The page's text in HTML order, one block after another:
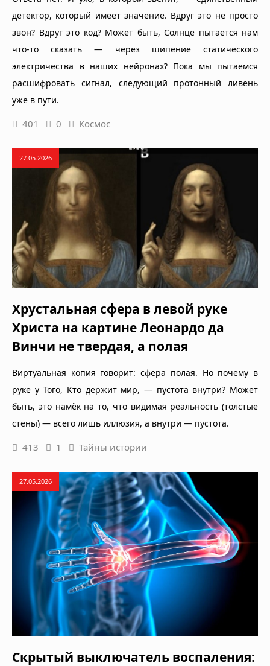
детектор, который имеет значение. Вдруг это не просто
звон? Вдруг это код? Может быть, Солнце пытается нам
что-то сказать — через шипение статического
электричества в наших нейронах? Пока мы пытаемся
расшифровать сигнал, следующий протонный ливень
уже в пути.
401 0 Космос
27.05.2026
Хрустальная сфера в левой руке
Христа на картине Леонардо да
Винчи не твердая, а полая
Виртуальная копия говорит: сфера полая. Но почему в
руке у Того, Кто держит мир, — пустота внутри? Может
быть, это намёк на то, что видимая реальность (толстые
стены) — всего лишь иллюзия, а внутри — пустота.
413 1 Тайны истории
27.05.2026
Скрытый выключатель воспаления: